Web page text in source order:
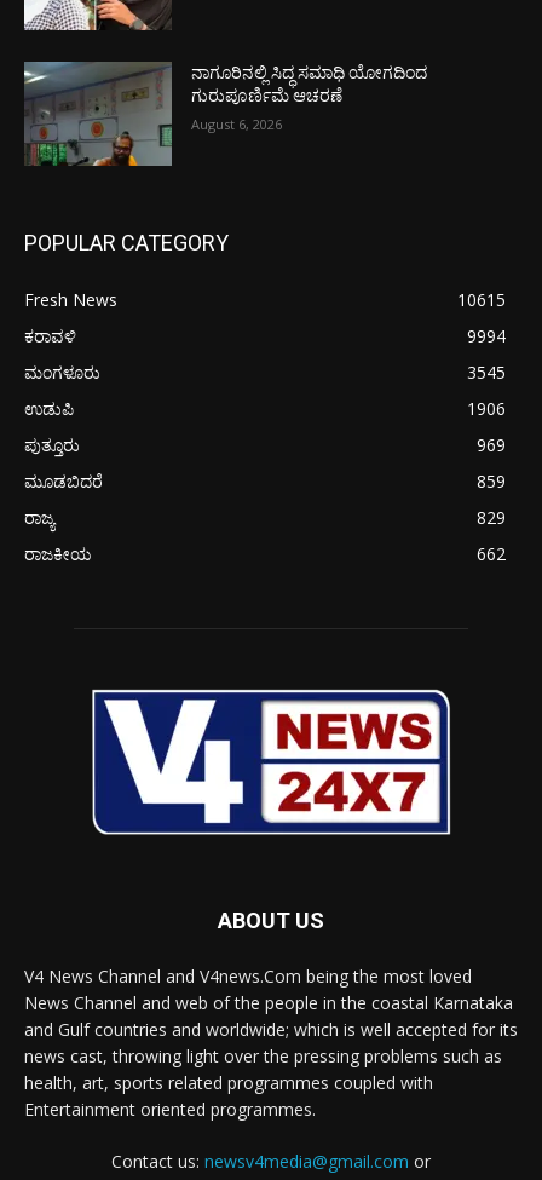
ನಾಗೂರಿನಲ್ಲಿ ಸಿದ್ಧ ಸಮಾಧಿ ಯೋಗದಿಂದ
ಗುರುಪೂರ್ಣಿಮೆ ಆಚರಣೆ
August 6, 2026
POPULAR CATEGORY
Fresh News
10615
ಕರಾವಳಿ
9994
ಮಂಗಳೂರು
3545
ಉಡುಪಿ
1906
ಪುತ್ತೂರು
969
ಮೂಡಬಿದರೆ
859
ರಾಜ್ಯ
829
ರಾಜಕೀಯ
662
ABOUT US
V4 News Channel and V4news.Com being the most loved
News Channel and web of the people in the coastal Karnataka
and Gulf countries and worldwide; which is well accepted for its
news cast, throwing light over the pressing problems such as
health, art, sports related programmes coupled with
Entertainment oriented programmes.
Contact us: newsv4media@gmail.com or